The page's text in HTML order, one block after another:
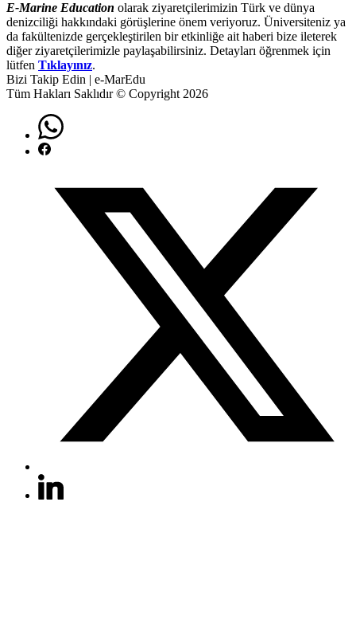
E-Marine Education olarak ziyaretçilerimizin Türk ve dünya
denizciliği hakkındaki görüşlerine önem veriyoruz. Üniversiteniz ya
da fakültenizde gerçekleştirilen bir etkinliğe ait haberi bize ileterek
diğer ziyaretçilerimizle paylaşabilirsiniz. Detayları öğrenmek için
lütfen Tıklayınız.
Bizi Takip Edin | e-MarEdu
Tüm Hakları Saklıdır © Copyright 2026